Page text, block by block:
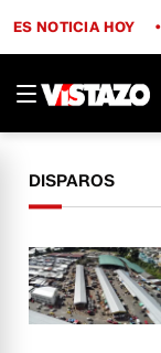
ES NOTICIA HOY
DISPAROS